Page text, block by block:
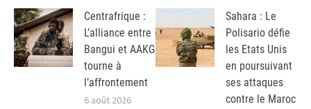
Centrafrique :
L’alliance entre
Bangui et AAKG
tourne à
l’affrontement
6 août 2026
Sahara : Le
Polisario défie
les Etats Unis
en poursuivant
ses attaques
contre le Maroc